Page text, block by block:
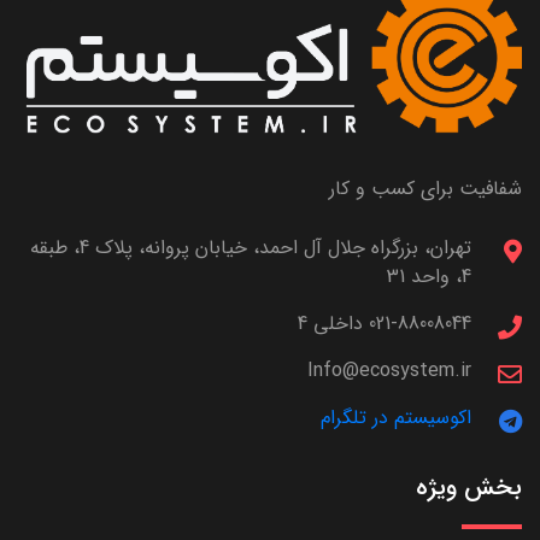
شفافیت برای کسب و کار
تهران، بزرگراه جلال آل احمد، خیابان پروانه، پلاک 4، طبقه
4، واحد 31
021-88008044 داخلی 4
Info@ecosystem.ir
اکوسیستم در تلگرام
بخش ویژه